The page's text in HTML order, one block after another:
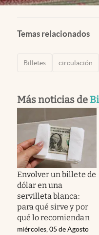
Temas relacionados
Billetes circulación
Más noticias de
Envolver un billete de
dólar en una
servilleta blanca:
para qué sirve y por
qué lo recomiendan
miércoles, 05 de Agosto